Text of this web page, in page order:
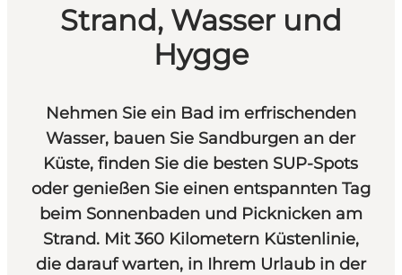
Strand, Wasser und
Hygge
Nehmen Sie ein Bad im erfrischenden
Wasser, bauen Sie Sandburgen an der
Küste, finden Siedie besten SUP-Spots
oder genießen Sie einen entspannten Tag
beim Sonnenbaden und Picknicken am
Strand. Mit 360 Kilometern Küstenlinie,
die darauf warten, in Ihrem Urlaub in der